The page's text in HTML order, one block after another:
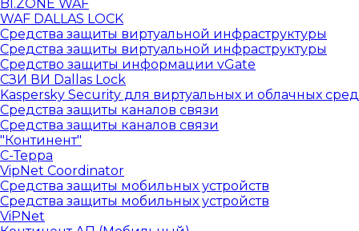
BI.ZONE WAF
WAF DALLAS LOCK
Средства защиты виртуальной инфраструктуры
Средства защиты виртуальной инфраструктуры
Средство защиты информации vGate
СЗИ ВИ Dallas Lock
Kaspersky Security для виртуальных и облачных сред
Средства защиты каналов связи
Средства защиты каналов связи
"Континент"
С-Терра
VipNet Coordinator
Средства защиты мобильных устройств
Средства защиты мобильных устройств
ViPNet